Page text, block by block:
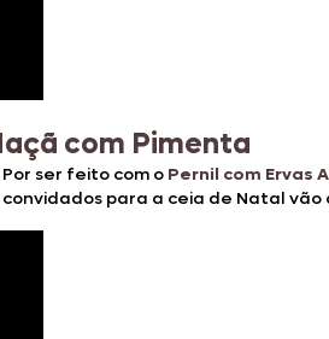
com Pimenta
ser feito com o Pernil com Ervas
para a ceia de Natal vão